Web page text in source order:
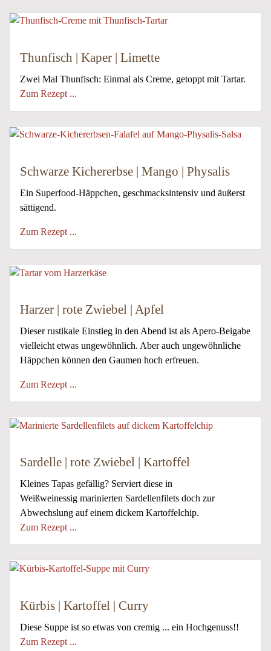
Thunfisch | Kaper | Limette
Zwei Mal Thunfisch: Einmal als Creme, getoppt mit Tartar.
Zum Rezept ...
Schwarze Kichererbse | Mango | Physalis
Ein Superfood-Häppchen, geschmacksintensiv und äußerst
sättigend.
Zum Rezept ...
Harzer | rote Zwiebel | Apfel
Dieser rustikale Einstieg in den Abend ist als Apero-Beigabe
vielleicht etwas ungewöhnlich. Aber auch ungewöhnliche
Häppchen können den Gaumen hoch erfreuen.
Zum Rezept ...
Sardelle | rote Zwiebel | Kartoffel
Kleines Tapas gefällig? Serviert diese in
Weißweinessig marinierten Sardellenfilets doch zur
Abwechslung auf einem dickem Kartoffelchip.
Zum Rezept ...
Kürbis | Kartoffel | Curry
Diese Suppe ist so etwas von cremig ... ein Hochgenuss!!
Zum Rezept ...